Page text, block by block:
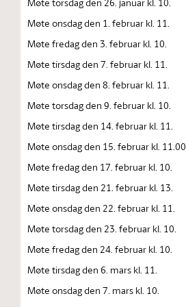
Møte onsdag den 1. februar kl. 11.
Møte fredag den 3. februar kl. 10.
Møte tirsdag den 7. februar kl. 11.
Møte onsdag den 8. februar kl. 11.
Møte torsdag den 9. februar kl. 10.
Møte tirsdag den 14. februar kl. 11.
Møte onsdag den 15. februar kl. 11.00
Møte fredag den 17. februar kl. 10.
Møte tirsdag den 21. februar kl. 13.
Møte onsdag den 22. februar kl. 11.
Møte torsdag den 23. februar kl. 10.
Møte fredag den 24. februar kl. 10.
Møte tirsdag den 6. mars kl. 11.
Møte onsdag den 7. mars kl. 10.